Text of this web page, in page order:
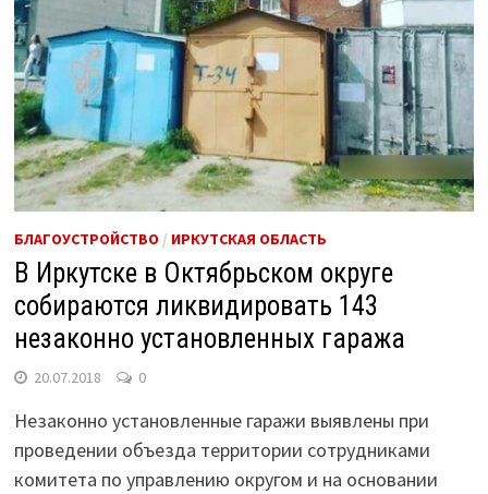
БЛАГОУСТРОЙСТВО / ИРКУТСКАЯ ОБЛАСТЬ
В Иркутске в Октябрьском округе
собираются ликвидировать 143
незаконно установленных гаража
20.07.2018 0
Незаконно установленные гаражи выявлены при
проведении объезда территории сотрудниками
комитета по управлению округом и на основании